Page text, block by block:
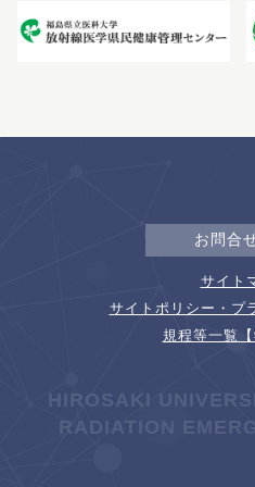
お問合
サイト
サイトポリシー・プ
規程等一覧【
HIROSAKI
RADIATION